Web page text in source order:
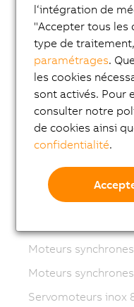
Variable frequency
8LS-4
8MS-4
ACOPOSmotor
Servomoteurs
Motoréducteurs
Moteurs synchrones
Motoréducteurs 8LVB
Moteurs
Moteurs
Moteurs
Servomoteurs inox
l‘intégration de
"Accepter tous les
type de
paramétrages.
les cookies
sont activés. Pour
consulter notre
de cookies ainsi
confidentialité.